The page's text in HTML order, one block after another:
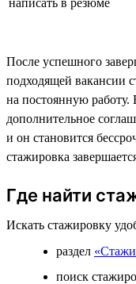
После успешного
подходящей вакансии
на постоянную работу.
дополнительное
и он становится
стажировка
Где найти
Искать стажировку
раздел
поиск